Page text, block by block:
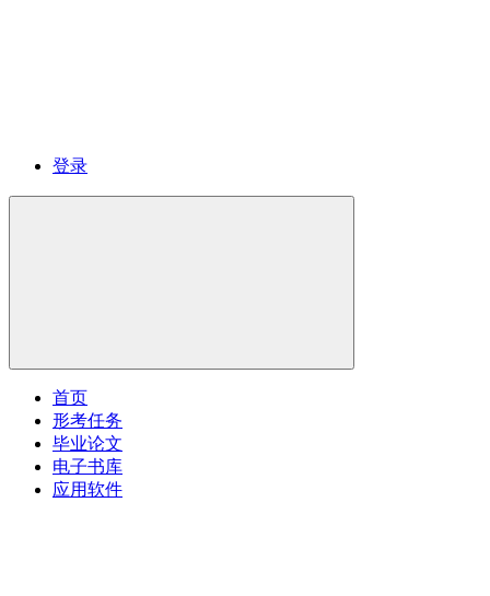
登录
首页
形考任务
毕业论文
电子书库
应用软件